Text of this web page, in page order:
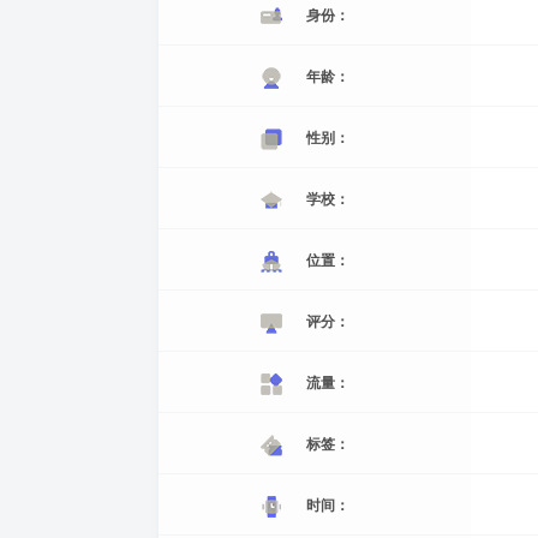
身份：
年龄：
性别：
学校：
位置：
评分：
流量：
标签：
时间：